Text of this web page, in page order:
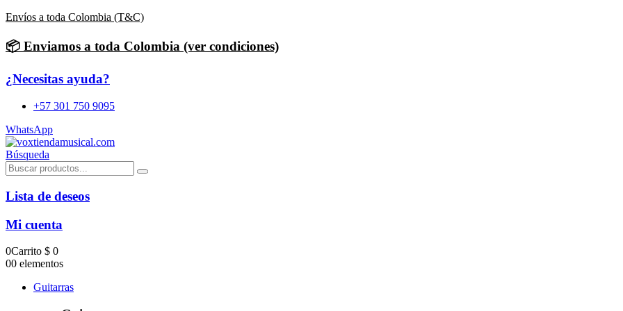
Envíos a toda Colombia (T&C)
📦 Enviamos a toda Colombia (ver condiciones)
¿Necesitas ayuda?
+57 301 750 9095
WhatsApp
Búsqueda
Lista de deseos
Mi cuenta
0Carrito $ 0
00 elementos
Guitarras